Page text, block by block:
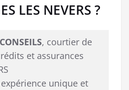
LES NEVERS ?
, courtier de
et assurances
unique et